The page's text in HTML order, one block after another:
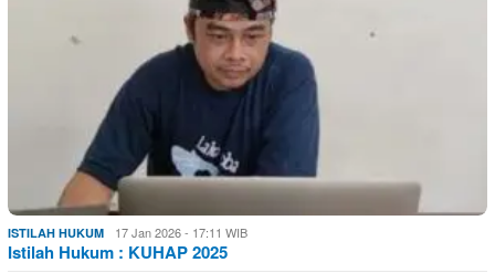
ISTILAH HUKUM 17 Jan 2026 - 17:11 WIB
Istilah Hukum : KUHAP 2025